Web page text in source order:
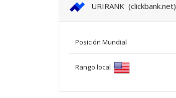
URIRANK (clickbank.net)
Posición Mundial
Rango local